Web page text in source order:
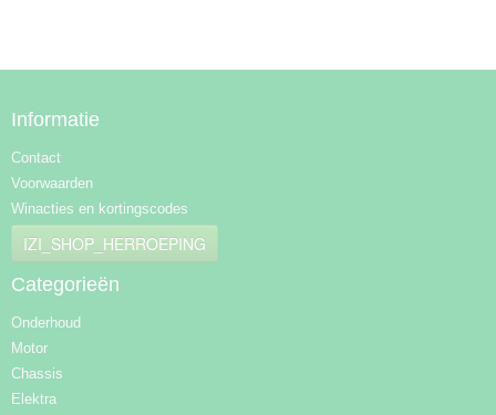
Informatie
Contact
Voorwaarden
Winacties en kortingscodes
IZI_SHOP_HERROEPING
Categorieën
Onderhoud
Motor
Chassis
Elektra